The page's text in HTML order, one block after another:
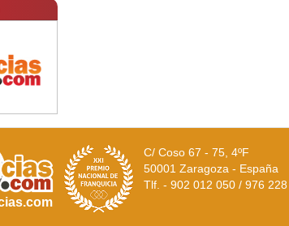
C/ Coso 67 - 75, 4ºF
50001 Zaragoza - España
Tlf. - 902 012 050 / 976